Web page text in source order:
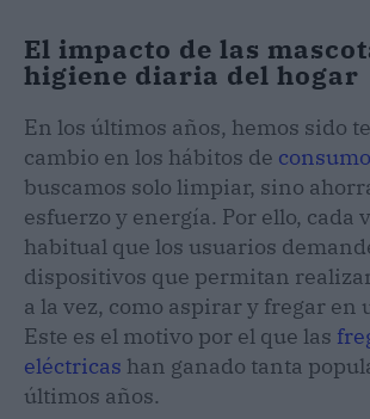
El impacto de las
higiene diaria del hogar
En los últimos años, hemos sido
cambio en los hábitos de consumo
buscamos solo limpiar, sino
esfuerzo y energía. Por ello, cada
habitual que los usuarios
dispositivos que permitan
a la vez, como aspirar y fregar en
Este es el motivo por el que las
eléctricas han ganado tanta
últimos años.